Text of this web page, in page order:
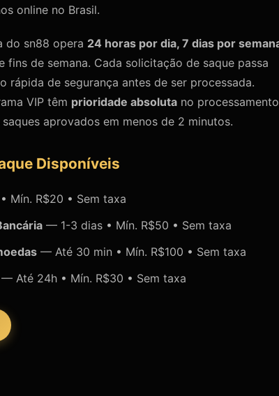
online no Brasil.
do sn88 opera 24 horas por dia, 7 dias por
fins de semana. Cada solicitação de saque passa
rápida de segurança antes de ser processada.
VIP têm prioridade absoluta no
aprovados em menos de 2 minutos.
Disponíveis
Mín. R$20 • Sem taxa
— 1-3 dias • Mín. R$50 • Sem taxa
— Até 30 min • Mín. R$100 • Sem taxa
— Até 24h • Mín. R$30 • Sem taxa